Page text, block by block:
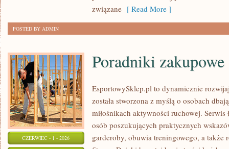
związane [ Read More ]
POSTED BY ADMIN
CZERWIEC - 1 - 2026
Poradniki zakupowe
EsportowySklep.pl to dynamicznie
została stworzona z myślą o osobach
miłośnikach aktywności ruchowej.
osób poszukujących praktycznych
garderoby, obuwia treningowego, a także